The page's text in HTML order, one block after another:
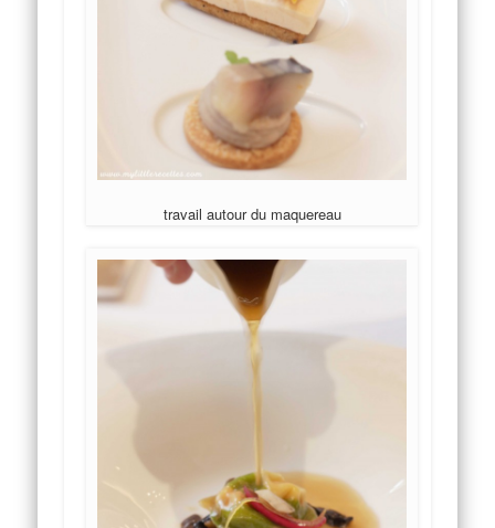
travail autour du maquereau